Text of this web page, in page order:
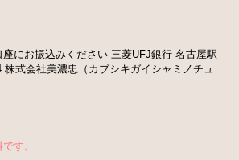
にお振込みください 三菱UFJ銀行 名古屋駅
株式会社美濃忠（カブシキガイシャミノチュ
す。